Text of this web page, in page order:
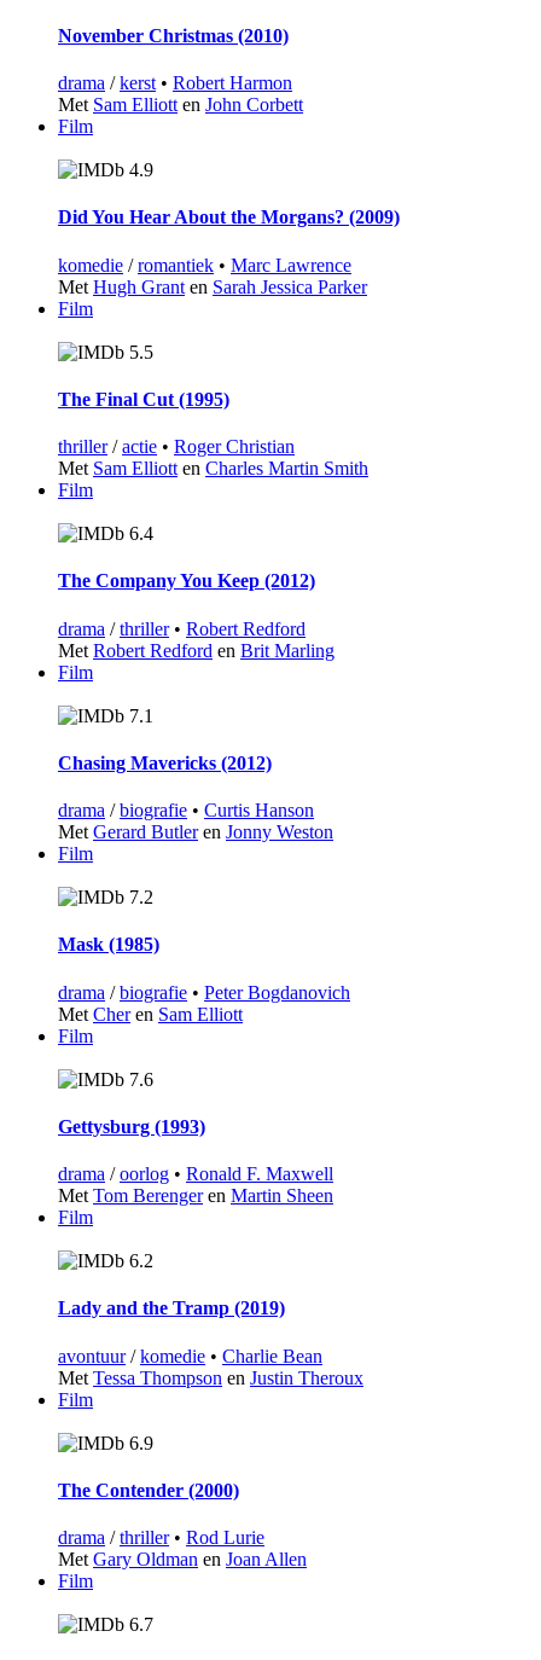
November Christmas (2010)
drama /kerst • Robert Harmon
Met Sam Elliott en John Corbett
Film
4.9
Did You Hear About the Morgans? (2009)
komedie /romantiek • Marc Lawrence
Met Hugh Grant en Sarah Jessica Parker
Film
5.5
The Final Cut (1995)
thriller/actie • Roger Christian
Met Sam Elliott en Charles Martin Smith
Film
6.4
The Company You Keep (2012)
drama /thriller• Robert Redford
Met Robert Redford en Brit Marling
Film
7.1
Chasing Mavericks (2012)
drama /biografie • Curtis Hanson
Met Gerard Butleren Jonny Weston
Film
7.2
Mask (1985)
drama /biografie • Peter Bogdanovich
Met Cheren Sam Elliott
Film
7.6
Gettysburg (1993)
drama /oorlog • Ronald F. Maxwell
Met Tom Berengeren Martin Sheen
Film
6.2
Lady and the Tramp (2019)
avontuur/komedie • Charlie Bean
Met Tessa Thompson en Justin Theroux
Film
6.9
The Contender (2000)
drama /thriller• Rod Lurie
Met Gary Oldman en Joan Allen
Film
6.7